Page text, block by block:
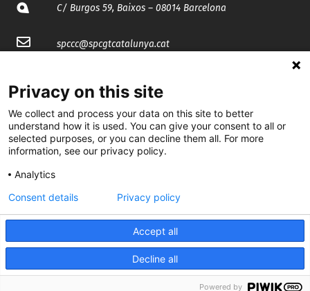
C/ Burgos 59, Baixos – 08014 Barcelona
spccc@spcgtcatalunya.cat
@CGTCatalunya
cgtcatalunya
CGTCatalunya
cgtcatalunya
Desenvolupat per
Privacy on this site
We collect and process your data on this site to better
understand how it is used. You can give your consent to all or
selected purposes, or you can decline them all. For more
information, see our privacy policy.
Analytics
Accept all
Decline all
Consent details Privacy policy
Powered by